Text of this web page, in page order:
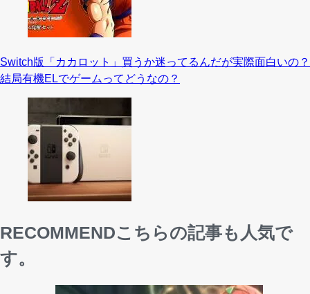
Switch版「カカロット」買うか迷ってるんだが実際面白いの？
結局有機ELでゲームってどうなの？
RECOMMENDこちらの記事も人気で
す。